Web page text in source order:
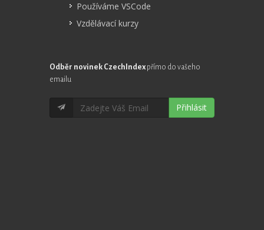
Používáme VSCode
Vzdělávací kurzy
Odběr novinek CzechIndex přímo do vašeho
emailu
Přihlásit